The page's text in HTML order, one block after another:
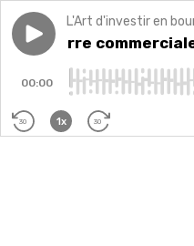
Play episode46: Guerre
L'Art d'investir en
46: Guerre
00:00
30 1x 30